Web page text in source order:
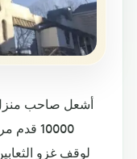
أشعل صاحب منزل
10000
لوقف غزو